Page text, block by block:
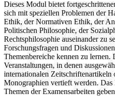
Dieses Modul bietet
sich mit speziellen Problemen der
Ethik, der Normativen Ethik, der
Politischen Philosophie, der
Rechtsphilosophie auseinander zu
Forschungsfragen und
Themenbereiche kennen zu lernen.
Veranstaltungen, in denen
internationalen Zeitschriftenartikeln
Monographien vertieft werden.
Themen der Examensarbeiten